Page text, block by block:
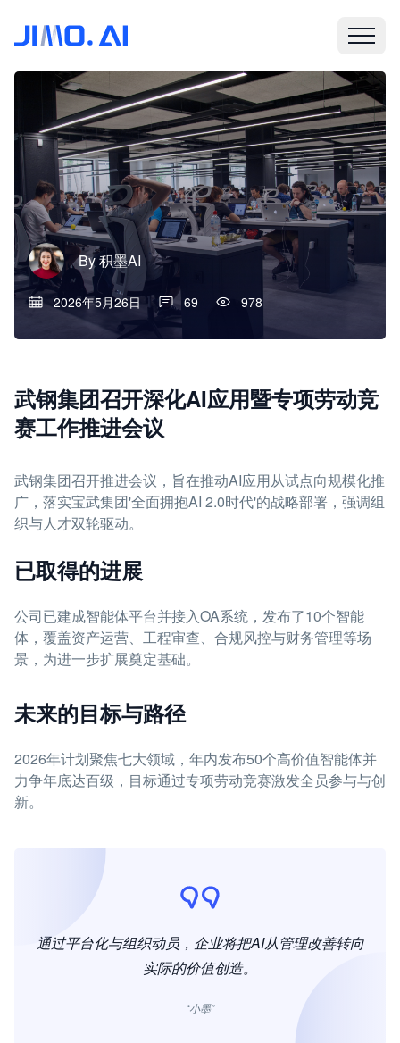
By积墨AI
2026年5月26日 69 978
武钢集团召开深化AI应用暨专项劳动竞
赛工作推进会议
武钢集团召开推进会议，旨在推动AI应用从试点向规模化推
广，落实宝武集团'全面拥抱AI 2.0时代'的战略部署，强调组
织与人才双轮驱动。
已取得的进展
公司已建成智能体平台并接入OA系统，发布了10个智能
体，覆盖资产运营、工程审查、合规风控与财务管理等场
景，为进一步扩展奠定基础。
未来的目标与路径
2026年计划聚焦七大领域，年内发布50个高价值智能体并
力争年底达百级，目标通过专项劳动竞赛激发全员参与与创
新。
通过平台化与组织动员，企业将把AI从管理改善转向
实际的价值创造。
“小墨”